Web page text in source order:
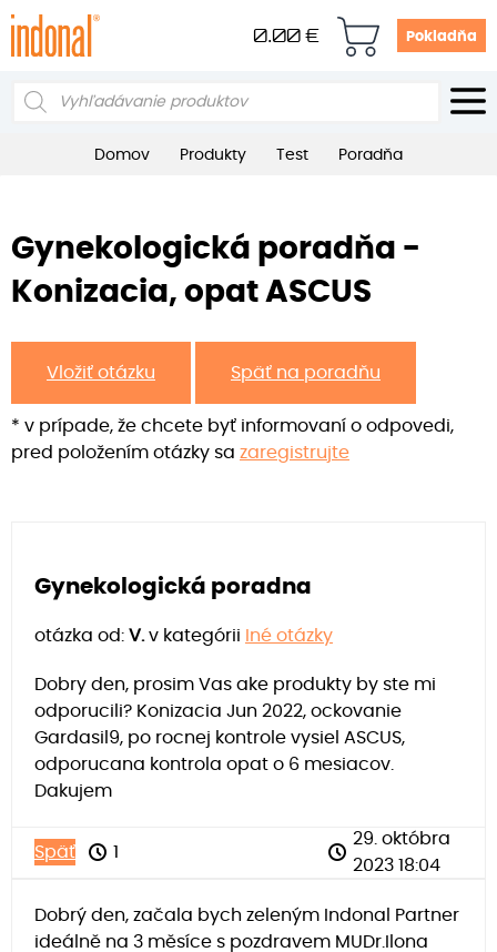
0.00 € Pokladňa
Products
Domov Produkty Test Poradňa
Gynekologická poradňa -
Konizacia, opat ASCUS
Vložiť otázku Späť na poradňu
* v prípade, že chcete byť informovaní o odpovedi,
pred položením otázky sa zaregistrujte
Gynekologická poradna
otázka od: V. v kategórii Iné otázky
Dobry den, prosim Vas ake produkty by ste mi
odporucili? Konizacia Jun 2022, ockovanie
Gardasil9, po rocnej kontrole vysiel ASCUS,
odporucana kontrola opat o 6 mesiacov.
Dakujem
Späť 1
29. októbra
2023 18:04
Dobrý den, začala bych zeleným Indonal Partner
ideálně na 3 měsíce s pozdravem MUDr.Ilona